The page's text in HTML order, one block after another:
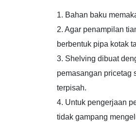
1. Bahan baku
2. Agar penampilan
berbentuk pipa kotak
3. Shelving dibuat
pemasangan pricetag
terpisah.
4. Untuk pengerjaan
tidak gampang